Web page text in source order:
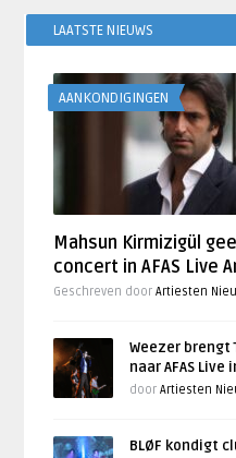
LAATSTE NIEUWS
AANKONDIGINGEN
Mahsun Kirmizigül
concert in AFAS Live
Geschreven doorArtiesten
Weezer brengt
naar AFAS Live
doorArtiesten
BLØF kondigt